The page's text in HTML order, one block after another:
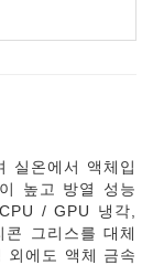
실온에서 액체입
높고 방열 성능
/ GPU 냉각,
그리스를 대체
외에도 액체 금속